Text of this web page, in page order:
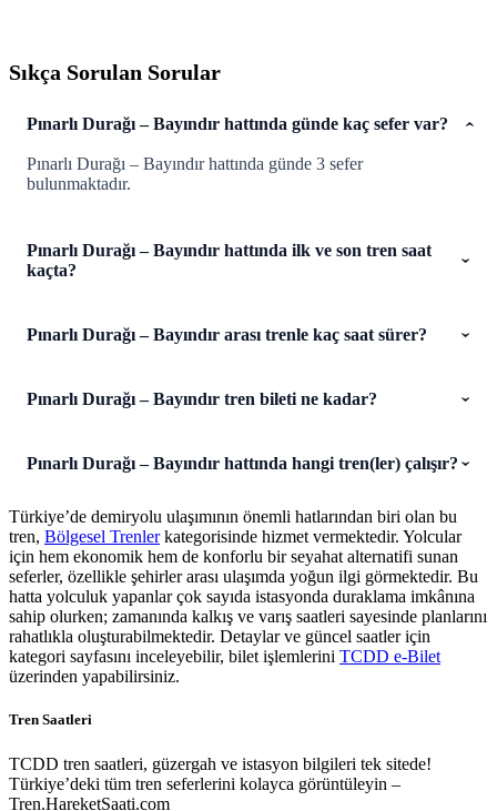
Sıkça Sorulan Sorular
Pınarlı Durağı – Bayındır hattında günde kaç sefer var?
Pınarlı Durağı – Bayındır hattında günde 3 sefer
bulunmaktadır.
Pınarlı Durağı – Bayındır hattında ilk ve son tren saat
kaçta?
Pınarlı Durağı – Bayındır arası trenle kaç saat sürer?
Pınarlı Durağı – Bayındır tren bileti ne kadar?
Pınarlı Durağı – Bayındır hattında hangi tren(ler) çalışır?
Türkiye’de demiryolu ulaşımının önemli hatlarından biri olan bu
tren, Bölgesel Trenlerkategorisinde hizmet vermektedir. Yolcular
için hem ekonomik hem de konforlu bir seyahat alternatifi sunan
seferler, özellikle şehirler arası ulaşımda yoğun ilgi görmektedir. Bu
hatta yolculuk yapanlar çok sayıda istasyonda duraklama imkânına
sahip olurken; zamanında kalkış ve varış saatleri sayesinde planlarını
rahatlıkla oluşturabilmektedir. Detaylar ve güncel saatler için
kategori sayfasını inceleyebilir, bilet işlemlerini TCDD e-Bilet
üzerinden yapabilirsiniz.
Tren Saatleri
TCDD tren saatleri, güzergah ve istasyon bilgileri tek sitede!
Türkiye’deki tüm tren seferlerini kolayca görüntüleyin –
Tren.HareketSaati.com